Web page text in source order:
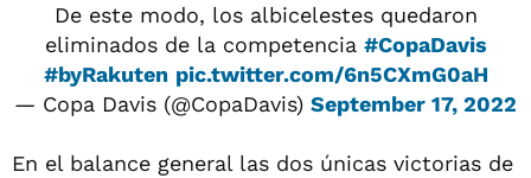
De este modo, los albicelestes quedaron
eliminados de la competencia #CopaDavis
#byRakuten pic.twitter.com/6n5CXmG0aH
— Copa Davis (@CopaDavis) September 17, 2022
En el balance general las dos únicas victorias de